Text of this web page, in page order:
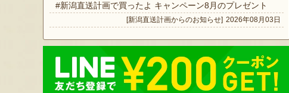
#新潟直送計画で買ったよ キャンペーン8月のプレゼント
[新潟直送計画からのお知らせ] 2026年08月03日